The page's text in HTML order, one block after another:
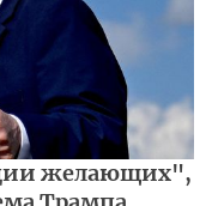
желающих",